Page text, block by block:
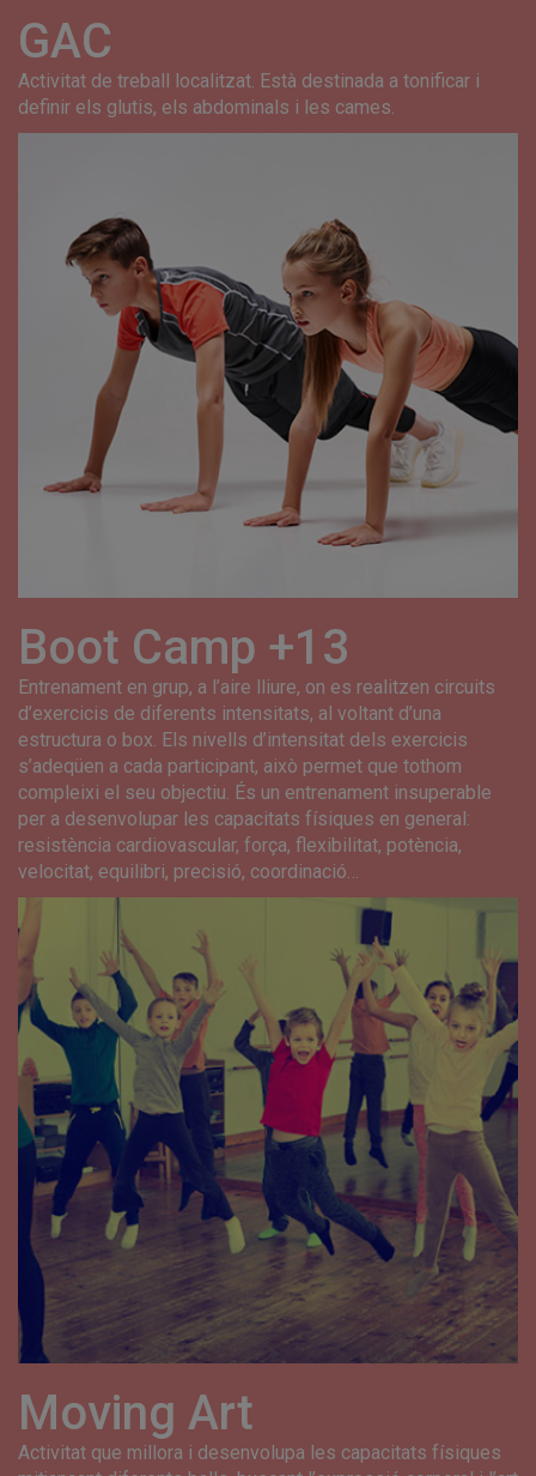
GAC
Activitat de treball localitzat. Està destinada a tonificar i
definir els glutis, els abdominals i les cames.
Boot Camp +13
Entrenament en grup, a l’aire lliure, on es realitzen circuits
d’exercicis de diferents intensitats, al voltant d’una
estructura o box. Els nivells d’intensitat dels exercicis
s’adeqüen a cada participant, això permet que tothom
compleixi el seu objectiu. És un entrenament insuperable
per a desenvolupar les capacitats físiques en general:
resistència cardiovascular, força, flexibilitat, potència,
velocitat, equilibri, precisió, coordinació…
Moving Art
Activitat que millora i desenvolupa les capacitats físiques